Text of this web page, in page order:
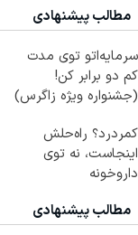
مطالب پیشنهادی
سرمایه‌اتو توی مدت
کم دو برابر کن!
(جشنواره ویژه زاگرس)
کمردرد؟ راه‌حلش
اینجاست، نه توی
داروخونه
مطالب پیشنهادی